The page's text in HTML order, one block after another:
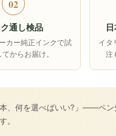
02
通し検品
カー純正インクで試
からお届け。
イタ
注
本、何を選べばいい?」――ペ
。